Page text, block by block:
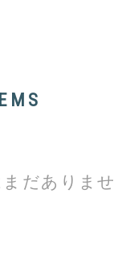
だありませ